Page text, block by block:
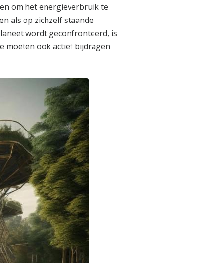
om het energieverbruik te
als op zichzelf staande
wordt geconfronteerd, is
moeten ook actief bijdragen